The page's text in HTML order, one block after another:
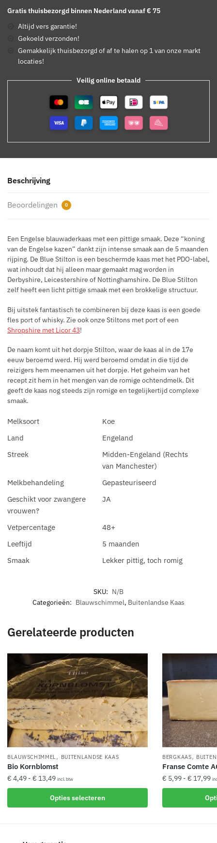
Gratis thuisbezorgd binnen Nederland vanaf € 75
Altijd vers garantie!
Gekoeld verzonden!
Gemakkelijk thuisbezorgd of af te halen op 1 van onze markt
locaties!
Veilig online betaald
Beschrijving
Beoordelingen 0
Een Engelse blauwaderkaas met een pittige smaak. Deze “koning
van de Engelse kazen” dankt zijn intense smaak aan de 5 maanden
rijping. De Blue Stilton is een beschermde kaas met het PDO-label,
wat inhoudt dat hij alleen maar gemaakt mag worden in
Derbyshire, Leicestershire of Nottinghamshire. De Blue Stilton
zelf heeft een licht pittige smaak met een brokkelige structuur.
Bij uitstek fantastisch te combineren bij deze kaas is een goede
fles port of whisky. Zie ook onze Stiltons met port of een
Shropshire met Licor 43!
De naam komt uit het dorpje Stilton, waar de kaas al in de 17e
eeuw beroemd werd. Hij werd beroemd omdat in die tijd de
reizigers hem meenamen uit het dorpje. Het geheim van het
recept zit hem in het mengen van de romige ochtendmelk. Dit
geeft de kaas nog steeds zijn romige en tegelijkertijd complexe
smaak.
Melksoort
Koe
Land
Engeland
Streek
Midden-Engeland (Rechts
van Manchester)
Melkbehandeling
Gepasteuriseerd
Geschikt voor zwangere
vrouwen?
JA
Vetpercentage
48+
Leeftijd
5 maanden
Smaak
Lekker pittig, toch romig
SKU: N/B
Categorieën: Blauwschimmel, Buitenlandse Kaas
Gerelateerde producten
BLAUWSCHIMMEL, BUITENLANDSE KAAS
Bio Kornblomst
€ 4,49 - € 13,49Prijsklasse:
€ 4,49
tot
€ 13,49
incl. btw
Opties selecteren
product
BERGKAAS,
Franse Comte
€ 5,99 - € 17,99
€
€
product